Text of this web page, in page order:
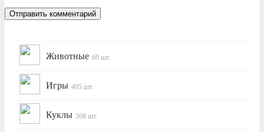
Животные 69 шт.
Игры 495 шт.
Куклы 568 шт.